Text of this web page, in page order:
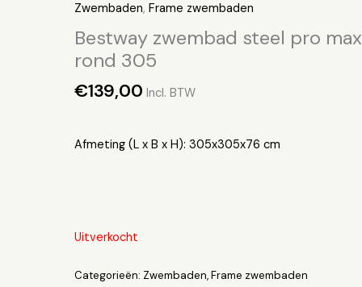
Zwembaden,Frame zwembaden
Bestway zwembad steel pro
rond 305
€139,00 Incl. BTW
Afmeting (L x B x H): 305x305x76 cm
Uitverkocht
Categorieën: Zwembaden,Frame zwembaden